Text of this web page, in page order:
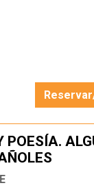
POESÍA.